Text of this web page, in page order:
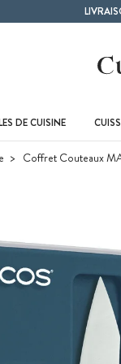
DE CUISINE
Coffret Couteaux